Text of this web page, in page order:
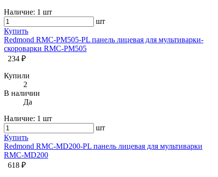
Наличие: 1 шт
шт
Купить
Redmond RMC-PM505-PL панель лицевая для мультиварки-
скороварки RMC-PM505
234 ₽
Купили
2
В наличии
Да
Наличие: 1 шт
шт
Купить
Redmond RMC-MD200-PL панель лицевая для мультиварки
RMC-MD200
618 ₽